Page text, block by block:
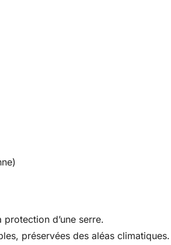
d’une serre.
préservées des aléas climatiques.